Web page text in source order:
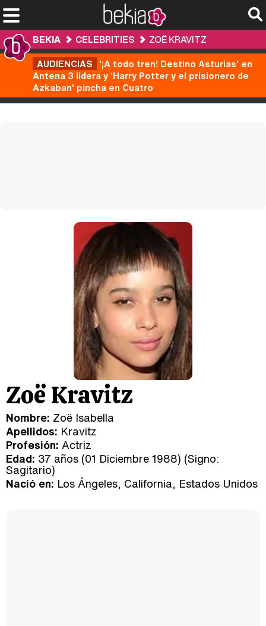
BEKIA CELEBRITIES
ZOË KRAVITZ
AUDIENCIAS '¡A todo tren! Destino Asturias' en
Antena 3 lidera y 'Harry Potter y el prisionero de
Azkaban' pincha en Cuatro
Zoë Kravitz
Nombre: Zoë Isabella
Apellidos: Kravitz
Profesión: Actriz
Edad: 37 años (01 Diciembre 1988) (Signo:
Sagitario)
Nació en: Los Ángeles, California, Estados Unidos